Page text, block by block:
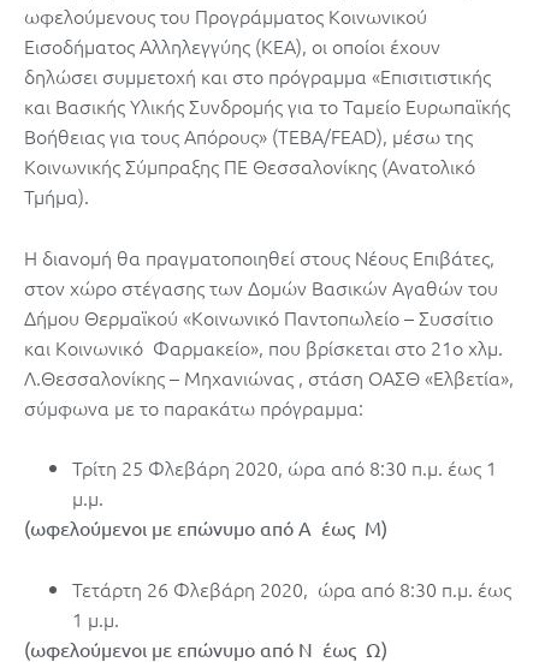
ωφελούμενους του Προγράμματος Κοινωνικού
Εισοδήματος Αλληλεγγύης (ΚΕΑ), οι οποίοι έχουν
δηλώσει συμμετοχή και στο πρόγραμμα «Επισιτιστικής
και Βασικής Υλικής Συνδρομής για το Ταμείο Ευρωπαϊκής
Βοήθειας για τους Απόρους» (ΤΕΒΑ/FEAD), μέσω της
Κοινωνικής Σύμπραξης ΠΕ Θεσσαλονίκης (Ανατολικό
Τμήμα).
Η διανομή θα πραγματοποιηθεί στους Νέους Επιβάτες,
στον χώρο στέγασης των Δομών Βασικών Αγαθών του
Δήμου Θερμαϊκού «Κοινωνικό Παντοπωλείο – Συσσίτιο
και Κοινωνικό Φαρμακείο», που βρίσκεται στο 21ο χλμ.
Λ.Θεσσαλονίκης – Μηχανιώνας , στάση ΟΑΣΘ «Ελβετία»,
σύμφωνα με το παρακάτω πρόγραμμα:
Τρίτη 25 Φλεβάρη 2020, ώρα από 8:30 π.μ. έως 1
μ.μ.
(ωφελούμενοι με επώνυμο από Α έως Μ)
Τετάρτη 26 Φλεβάρη 2020, ώρα από 8:30 π.μ. έως
1 μ.μ.
(ωφελούμενοι με επώνυμο από Ν έως Ω)